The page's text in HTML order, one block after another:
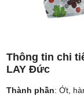
Thông tin chi
LAY Đức
Thành phần: Ớt,